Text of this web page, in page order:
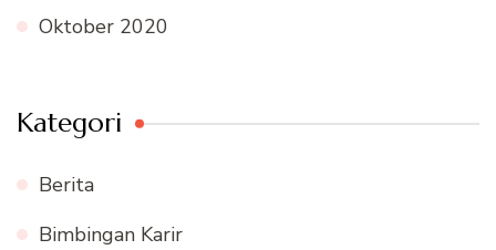
Oktober 2020
Kategori
Berita
Bimbingan Karir